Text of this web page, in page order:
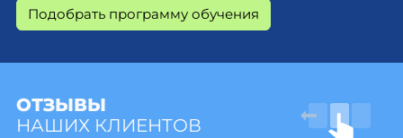
Подобрать программу обучения
ОТЗЫВЫ
НАШИХ КЛИЕНТОВ